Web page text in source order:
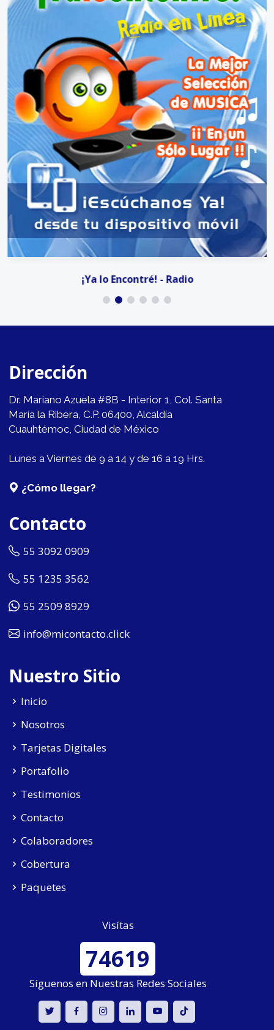
¡Ya lo Encontré! - Radio
Dirección
Dr. Mariano Azuela #8B - Interior 1, Col. Santa
María la Ribera, C.P. 06400, Alcaldía
Cuauhtémoc, Ciudad de México
Lunes a Viernes de 9 a 14 y de 16 a 19 Hrs.
¿Cómo llegar?
Contacto
55 3092 0909
55 1235 3562
55 2509 8929
info@micontacto.click
Nuestro Sitio
Inicio
Nosotros
Tarjetas Digitales
Portafolio
Testimonios
Contacto
Colaboradores
Cobertura
Paquetes
Visítas
74619
Síguenos en Nuestras Redes Sociales